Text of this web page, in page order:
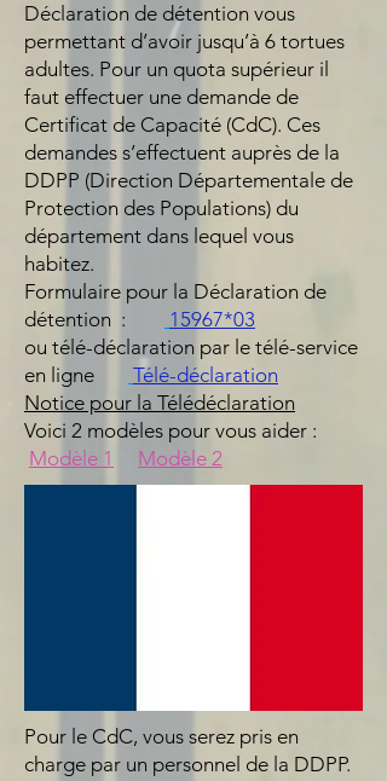
Déclaration de détention vous
permettant d’avoir jusqu’à 6 tortues
adultes. Pour un quota supérieur il
faut effectuer une demande de
Certificat de Capacité (CdC). Ces
demandes s’effectuent auprès de la
DDPP (Direction Départementale de
Protection des Populations) du
département dans lequel vous
habitez.
Formulaire pour la Déclaration de
détention :
15967*03
ou télé-déclaration par le télé-service
en ligne
Télé-déclaration
Notice pour la Télédéclaration
Voici 2 modèles pour vous aider :
Modèle 1
Modèle 2
Pour le CdC, vous serez pris en
charge par un personnel de la DDPP.